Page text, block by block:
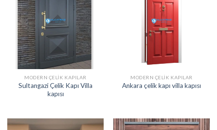
MODERN ÇELIK KAPILAR
Sultangazi Çelik Kapı Villa
kapısı
MODERN ÇELIK KAPILAR
Ankara çelik kapı villa kapısı